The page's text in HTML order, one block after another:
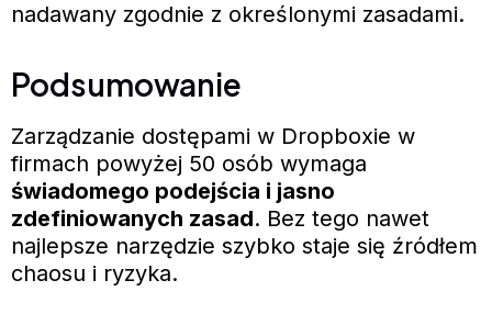
nadawany zgodnie z określonymi zasadami.
Podsumowanie
Zarządzanie dostępami w Dropboxie w
firmach powyżej 50 osób wymaga
świadomego podejścia i jasno
zdefiniowanych zasad. Bez tego nawet
najlepsze narzędzie szybko staje się źródłem
chaosu i ryzyka.